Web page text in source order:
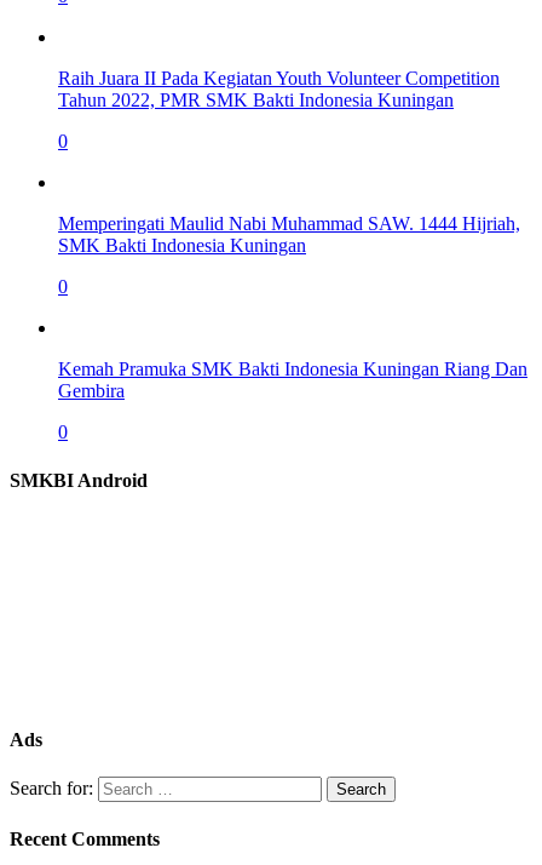
Raih Juara II Pada Kegiatan Youth Volunteer Competition
Tahun 2022, PMR SMK Bakti Indonesia Kuningan
0
Memperingati Maulid Nabi Muhammad SAW. 1444 Hijriah,
SMK Bakti Indonesia Kuningan
0
Kemah Pramuka SMK Bakti Indonesia Kuningan Riang Dan
Gembira
0
SMKBI Android
Ads
Search for:
Recent Comments